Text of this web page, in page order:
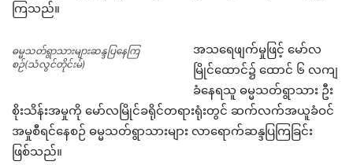
ကြသည်။
ဓမ္မသတ်ရွာသားများဆန္ဒပြနေကြ
စဉ်(သံလွင်တိုင်းမ်)
အသရေဖျက်မှုဖြင့် မော်လ
မြိုင်ထောင်၌ ထောင် ၆ လကျ
ခံနေရသူ ဓမ္မသတ်ရွာသား ဦး
စိုးသိန်းအမှုကို မော်လမြိုင်ခရိုင်တရားရုံးတွင် ဆက်လက်အယူခံဝင်
အမှုစီရင်နေစဉ် ဓမ္မသတ်ရွာသားများ လာရောက်ဆန္ဒပြကြခြင်း
ဖြစ်သည်။